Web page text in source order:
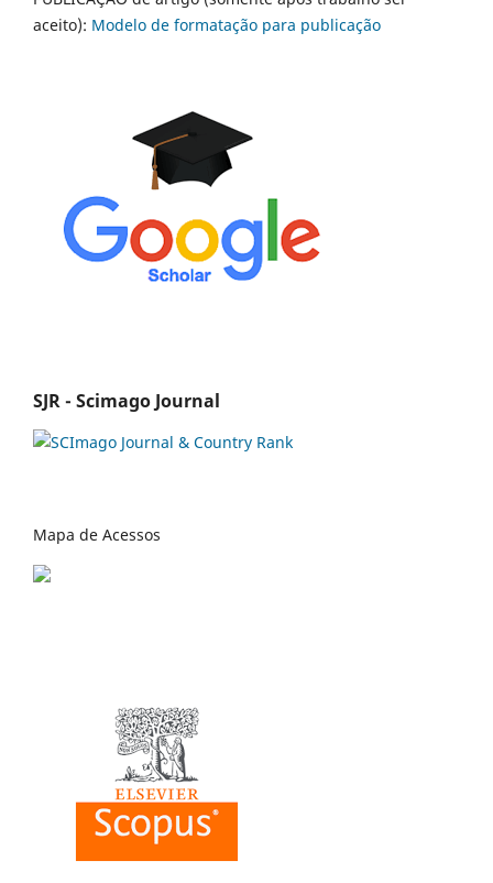
aceito): Modelo de formatação para publicação
SJR - Scimago Journal
Mapa de Acessos